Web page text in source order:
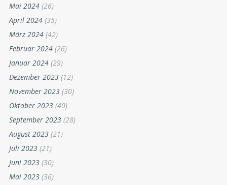
Mai 2024 (26)
April 2024 (35)
März 2024 (42)
Februar 2024 (26)
Januar 2024 (29)
Dezember 2023 (12)
November 2023 (30)
Oktober 2023 (40)
September 2023 (28)
August 2023 (21)
Juli 2023 (21)
Juni 2023 (30)
Mai 2023 (36)